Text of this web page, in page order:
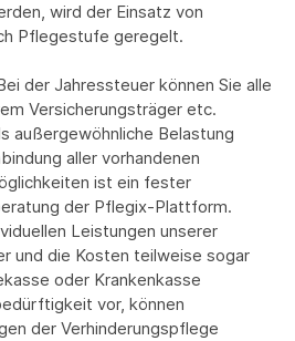
wird der Einsatz von
Pflegestufe geregelt.
der Jahressteuer können Sie alle
Versicherungsträger etc.
außergewöhnliche Belastung
aller vorhandenen
ist ein fester
der Pflegix-Plattform.
Leistungen unserer
und die Kosten teilweise sogar
oder Krankenkasse
vor, können
der Verhinderungspflege